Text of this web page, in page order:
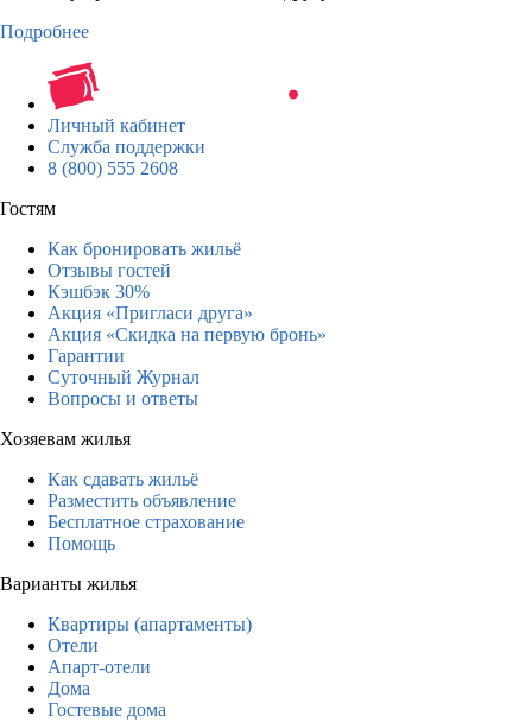
Подробнее
Личный кабинет
Служба поддержки
8 (800) 555 2608
Гостям
Как бронировать жильё
Отзывы гостей
Кэшбэк 30%
Акция «Пригласи друга»
Акция «Скидка на первую бронь»
Гарантии
Суточный Журнал
Вопросы и ответы
Хозяевам жилья
Как сдавать жильё
Разместить объявление
Бесплатное страхование
Помощь
Варианты жилья
Квартиры (апартаменты)
Отели
Апарт-отели
Дома
Гостевые дома